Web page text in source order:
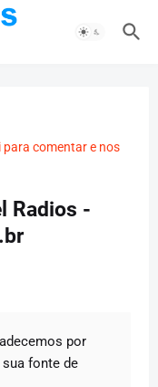
para comentar e nos
Radios -
por
fonte de